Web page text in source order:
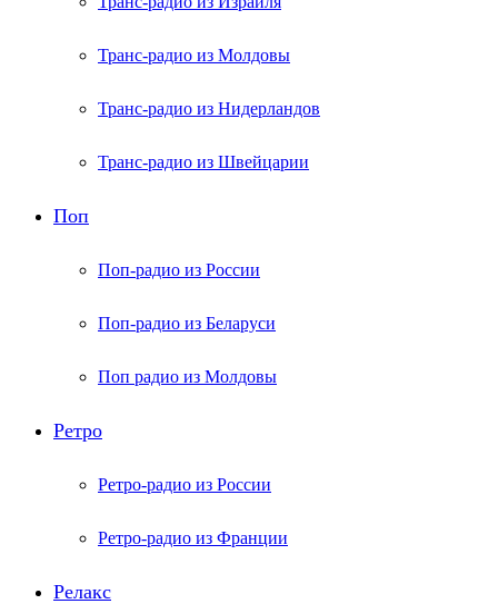
Транс-радио из Молдовы
Транс-радио из Нидерландов
Транс-радио из Швейцарии
Поп
Поп-радио из России
Поп-радио из Беларуси
Поп радио из Молдовы
Ретро
Ретро-радио из России
Ретро-радио из Франции
Релакс